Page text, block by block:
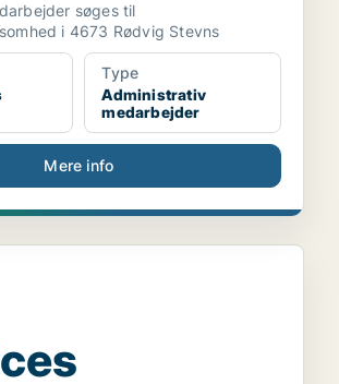
søges til
i 4673 Rødvig Stevns
Type
Administrativ
medarbejder
Mere info